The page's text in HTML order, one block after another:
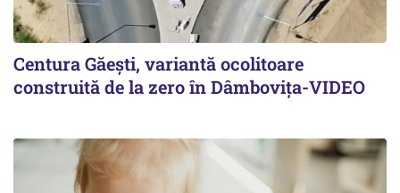
Centura Găești, variantă ocolitoare
construită de la zero în Dâmbovița-VIDEO